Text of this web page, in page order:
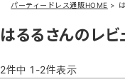
パーティードレス通販HOME
はるるさんのレビ
2件中 1 -2件表示